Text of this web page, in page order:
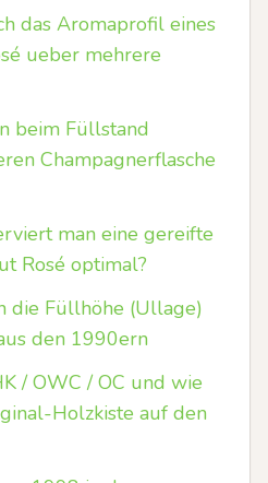
das Aromaprofil eines
ueber mehrere
beim Füllstand
Champagnerflasche
man eine gereifte
Rosé optimal?
die Füllhöhe (Ullage)
den 1990ern
/ OWC / OC und wie
Holzkiste auf den